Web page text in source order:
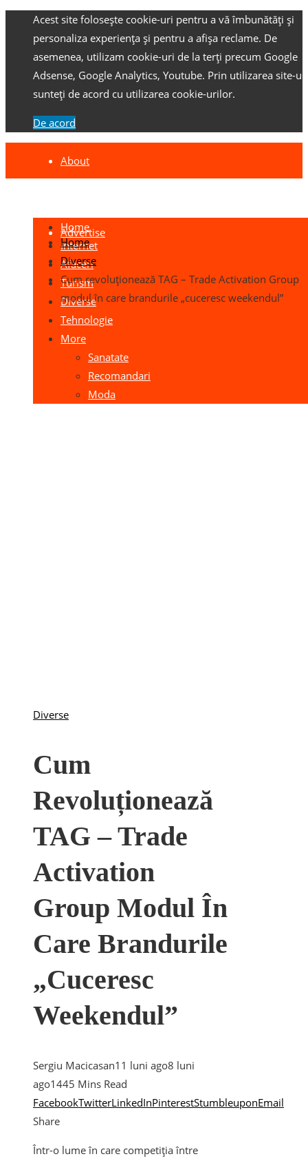
Acest site folosește cookie-uri pentru a vă îmbunătăți și
personaliza experiența și pentru a afișa reclame. De
asemenea, utilizam cookie-uri de la terți precum Google
Adsense, Google Analytics, Youtube. Prin utilizarea site-
sunteți de acord cu utilizarea cookie-urilor.
De acord
About
Advertise
Home
Internet
Afaceri
Turism
Diverse
Tehnologie
More
Sanatate
Recomandari
Moda
Home
Diverse
Cum revoluționează TAG – Trade Activation Group
modul în care brandurile „cuceresc weekendul”
Diverse
Cum
Revoluționează
TAG – Trade
Activation
Group Modul În
Care Brandurile
„cuceresc
Weekendul”
Sergiu Macicasan11 luni ago8 luni
ago1445 Mins Read
FacebookTwitterLinkedInPinterestStumbleuponEmail
Share
Într-o lume în care competiția între